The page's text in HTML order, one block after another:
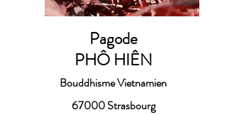
Pagode
PHÔ HIÊN
Bouddhisme Vietnamien
67000 Strasbourg